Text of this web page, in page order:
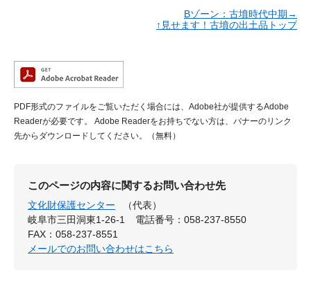
Bゾーン：古墳時代中期→
↑見せます！古墳の出土品トップ
PDF形式のファイルをご覧いただく場合には、Adobe社が提供するAdobe
Readerが必要です。
Adobe Readerをお持ちでない方は、バナーのリンク
先からダウンロードしてください。（無料）
このページの内容に関するお問い合わせ先
文化財保護センター
（代表）
岐阜市三田洞東1-26-1
電話番号：058-237-8550
FAX：058-237-8551
メールでのお問い合わせはこちら